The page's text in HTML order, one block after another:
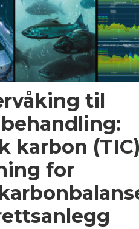
til
karbon (TIC)
for